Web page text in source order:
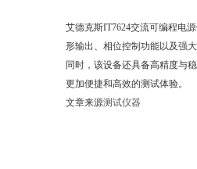
艾德克斯IT7624交流可编程电源
形输出、相位控制功能以及强
同时，该设备还具备高精度
更加便捷和高效的测试体验。
文章来源测试仪器